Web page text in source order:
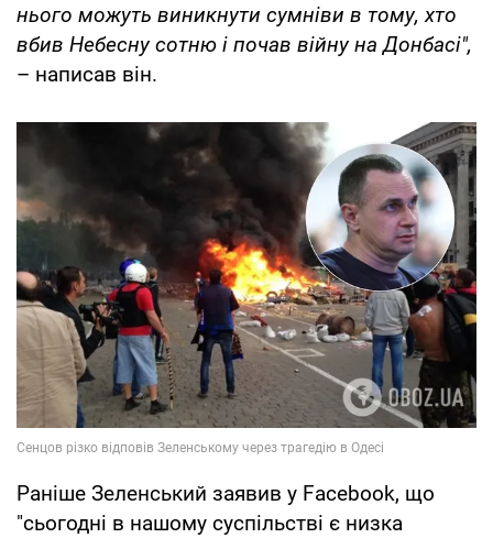
нього можуть виникнути сумніви в тому, хто
вбив Небесну сотню і почав війну на Донбасі",
– написав він.
Раніше Зеленський заявив у Facebook, що
"сьогодні в нашому суспільстві є низка